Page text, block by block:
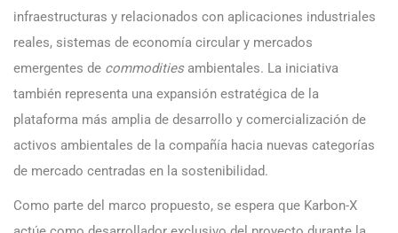
infraestructuras y relacionados con aplicaciones industriales
reales, sistemas de economía circular y mercados
emergentes de commodities ambientales. La iniciativa
también representa una expansión estratégica de la
plataforma más amplia de desarrollo y comercialización de
activos ambientales de la compañía hacia nuevas categorías
de mercado centradas en la sostenibilidad.
Como parte del marco propuesto, se espera que Karbon-X